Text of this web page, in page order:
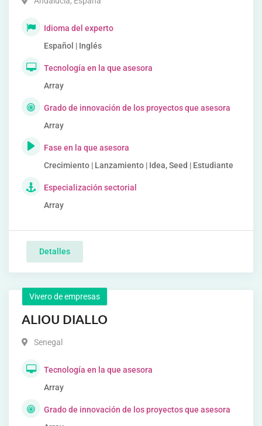
Idioma del experto
Español | Inglés
Tecnología en la que asesora
Array
Grado de innovación de los proyectos que asesora
Array
Fase en la que asesora
Crecimiento | Lanzamiento | Idea, Seed | Estudiante
Especialización sectorial
Array
Detalles
Vivero de empresas
ALIOU DIALLO
Senegal
Tecnología en la que asesora
Array
Grado de innovación de los proyectos que asesora